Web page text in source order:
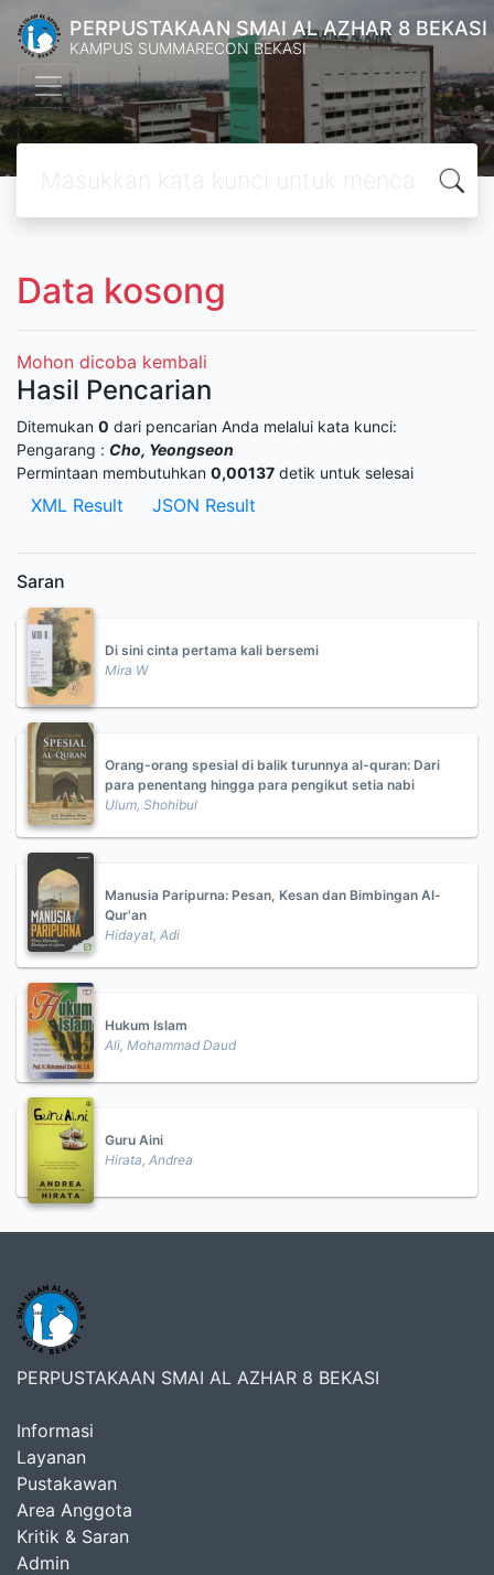
PERPUSTAKAAN SMAI AL AZHAR 8 BEKASI
KAMPUS SUMMARECON BEKASI
Data kosong
Mohon dicoba kembali
Hasil Pencarian
Ditemukan 0 dari pencarian Anda melalui kata kunci:
Pengarang : Cho, Yeongseon
Permintaan membutuhkan 0,00137 detik untuk selesai
XML Result JSON Result
Saran
Di sini cinta pertama kali bersemi
Mira W
Orang-orang spesial di balik turunnya al-quran: Dari
para penentang hingga para pengikut setia nabi
Ulum, Shohibul
Manusia Paripurna: Pesan, Kesan dan Bimbingan Al-
Qur'an
Hidayat, Adi
Hukum Islam
Ali, Mohammad Daud
Guru Aini
Hirata, Andrea
PERPUSTAKAAN SMAI AL AZHAR 8 BEKASI
Informasi
Layanan
Pustakawan
Area Anggota
Kritik & Saran
Admin